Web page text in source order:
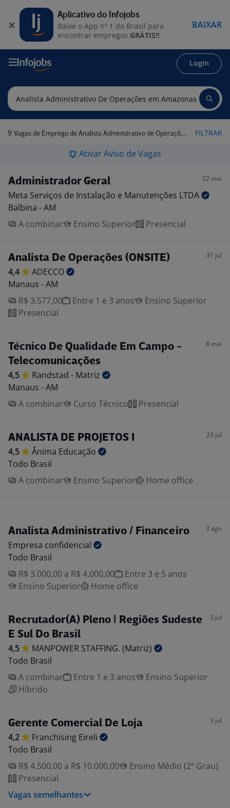
Login
9 Vagas de Emprego de Analista Administrativo de Operações em Amazonas FILTRAR
Ativar Aviso de Vagas
Administrador Geral 22 mai
Meta Serviços de Instalação e Manutenções LTDA
Balbina - AM
A combinar
Ensino Superior Presencial
Analista De Operações (ONSITE) 31 jul
4,4
ADECCO
Manaus - AM
R$ 3.577,00
Entre 1 e 3 anos
Ensino Superior
Presencial
Técnico De Qualidade Em Campo -
Telecomunicações
8 mai
4,5 Randstad - Matriz
Manaus - AM
A combinar
Curso Técnico Presencial
ANALISTA DE PROJETOS I 23 jul
4,5 Ânima Educação
Todo Brasil
A combinar
Ensino Superior Home office
Analista Administrativo / Financeiro 3 ago
Empresa confidencial
Todo Brasil
R$ 3.000,00 a R$ 4.000,00
Entre 3 e 5 anos
Ensino Superior
Home office
Recrutador(A) Pleno | Regiões Sudeste
E Sul Do Brasil
3 jul
4,5 MANPOWER STAFFING. (Matriz)
Todo Brasil
A combinar
Entre 1 e 3 anos
Ensino Superior
Híbrido
Gerente Comercial De Loja 3 jul
4,2 Franchising Eireli
Todo Brasil
R$ 4.500,00 a R$ 10.000,00
Ensino Médio (2º Grau)
Presencial
Vagas semelhantes
Aplicativo do Infojobs
Baixe o App nº 1 do Brasil para
encontrar empregos GRÁTIS!!
BAIXAR